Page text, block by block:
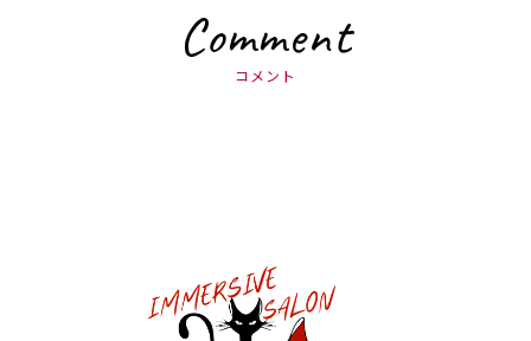
Comment
コメント